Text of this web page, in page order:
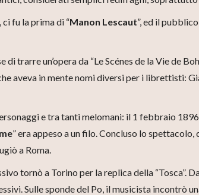
fu la prima di “Manon Lescaut”, ed il
trarre un’opera da “Le Scénes de la Vie de
aveva in mente nomi diversi per i librettisti:
e tra tanti melomani: il 1 febbraio
” era appeso a un filo. Concluso lo
a Roma.
tornò a Torino per la replica della “Tosca”.
Sulle sponde del Po, il musicista incontrò